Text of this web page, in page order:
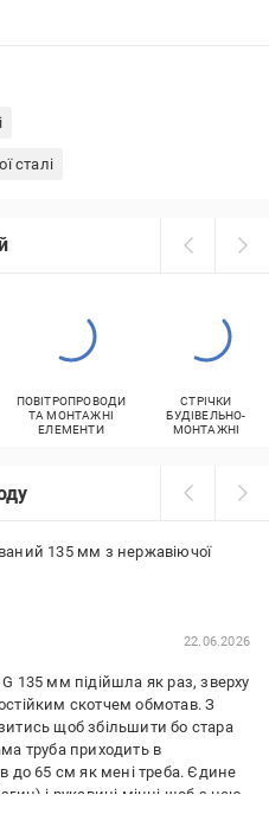
сталі
ПОВІТРОПРОВОДИ
ТА МОНТАЖНІ
ЕЛЕМЕНТИ
СТРІЧКИ
БУДІВЕЛЬНО-
МОНТАЖНІ
135 мм з нержавіючої
22.06.2026
135 мм підійшла як раз, зверху
скотчем обмотав. З
щоб збільшити бо стара
труба приходить в
до 65 см як мені треба. Єдине
і рукавиці міцні щоб з нею